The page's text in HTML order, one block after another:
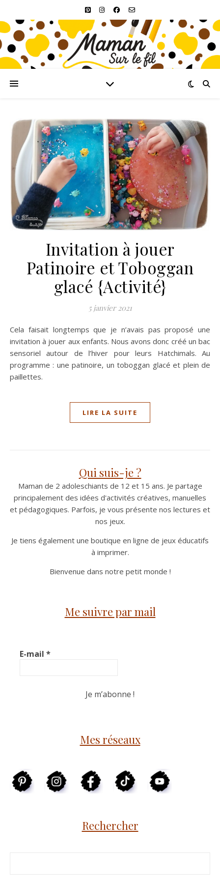
Invitation à jouer
Patinoire et Toboggan
glacé {Activité}
5 janvier 2021
Cela faisait longtemps que je n’avais pas proposé une
invitation à jouer aux enfants. Nous avons donc créé un bac
sensoriel autour de l’hiver pour leurs Hatchimals. Au
programme : une patinoire, un toboggan glacé et plein de
paillettes.
LIRE LA SUITE
Qui suis-je ?
Maman de 2 adoleschiants de 12 et 15 ans. Je partage
principalement des idées d'activités créatives, manuelles
et pédagogiques. Parfois, je vous présente nos lectures et
nos jeux.
Je tiens également une boutique en ligne de jeux éducatifs
à imprimer.
Bienvenue dans notre petit monde !
Me suivre par mail
E-mail *
Mes réseaux
Rechercher